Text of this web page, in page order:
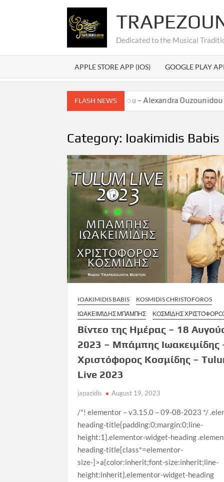
Dedicated to the Musical
APPLE STORE APP (IOS) GOOGLE PLAY
FLASH NEWS
Αλεξάνδρας Ουζουνίδου – Alexandra Ouzounidou
Category: Ioakimidis Babis
IOAKIMIDIS BABIS
KOSMIDIS CHRISTOFOROS
ΙΩΑΚΕΙΜΊΔΗΣ ΜΠΆΜΠΗΣ
ΚΟΣΜΊΔΗΣ
Βίντεο της Ημέρας – 18
2023 – Μπάμπης Ιωακειμίδης
Χριστόφορος Κοσμίδης –
Live 2023
japazidis August 19, 2023
/*! elementor – v3.15.0 – 09-08-2023 */
heading-title{padding:0;margin:0;line-
height:1}.elementor-widget-heading
heading-title[class*=elementor-
size-]>a{color:inherit;font-size:inherit;line-
height:inherit}.elementor-widget-heading